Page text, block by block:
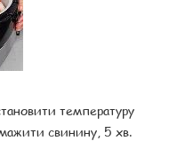
температуру
свинину, 5 хв.